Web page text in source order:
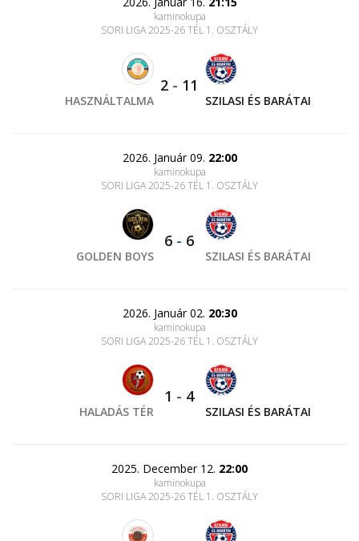
kaminokupa
SORI LIGA 2025-26 TÉL 1. OSZTÁLY
HASZNÁLTALMA
2 - 11
SZILASI ÉS BARÁTAI
2026. Január 09. 22:00
kaminokupa
SORI LIGA 2025-26 TÉL 1. OSZTÁLY
GOLDEN BOYS
6 - 6
SZILASI ÉS BARÁTAI
2026. Január 02. 20:30
kaminokupa
SORI LIGA 2025-26 TÉL 1. OSZTÁLY
HALADÁS TÉR
1 - 4
SZILASI ÉS BARÁTAI
2025. December 12. 22:00
kaminokupa
SORI LIGA 2025-26 TÉL 1. OSZTÁLY